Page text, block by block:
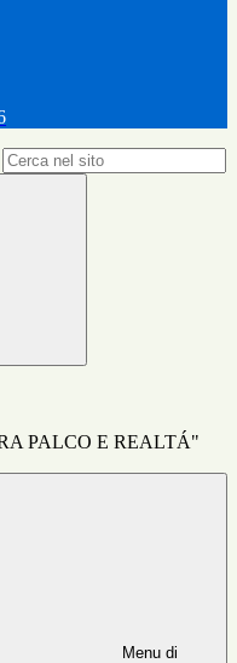
PALCO E REALTÁ"
Menu di